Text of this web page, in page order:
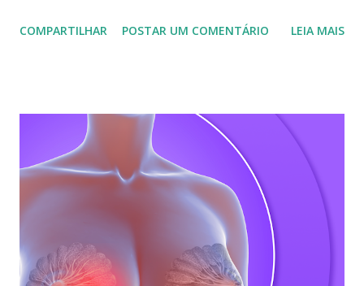
segurança do pagseguro que todos nos conhecemos. Ajude
direito do blog.
COMPARTILHAR POSTAR UM COMENTÁRIO LEIA MAIS